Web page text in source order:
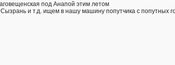
под Анапой этим летом
и т.д. ищем в нашу машину попутчика с попутных